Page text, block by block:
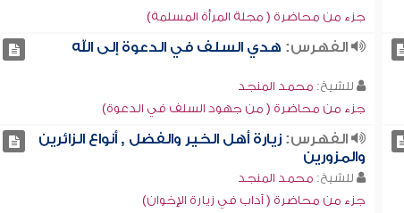
جزء من محاضرة ( مجلة المرأة المسلمة)
الفهرس: هدي السلف في الدعوة إلى الله
للشيخ: محمد المنجد
جزء من محاضرة ( من جهود السلف في الدعوة)
الفهرس: زيارة أهل الخير والفضل , أنواع الزائرين
والمزورين
للشيخ: محمد المنجد
جزء من محاضرة ( آداب في زيارة الإخوان)